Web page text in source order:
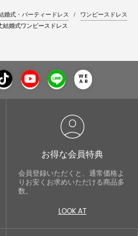
婚式・パーティードレス
ワンピースドレス
結婚式ワンピースドレス
account_circle
お得な会員特典
会員登録いただくと、通常価格よ
りお安くお求めいただける商品多
数。
LOOK AT